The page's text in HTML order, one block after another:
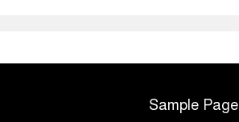
Sample Page